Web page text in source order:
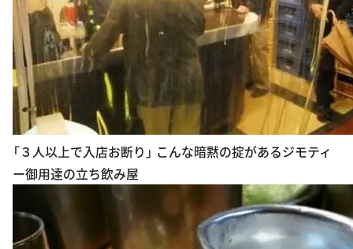
「３人以上で入店お断り」 こんな暗黙の掟があるジモティ
ー御用達の立ち飲み屋